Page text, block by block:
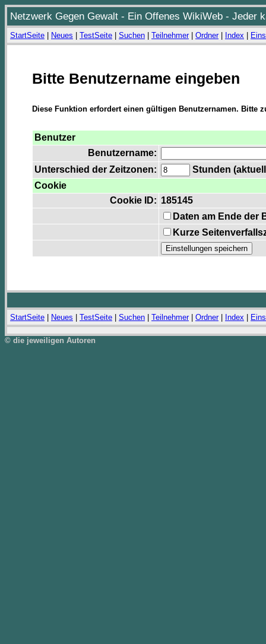
Netzwerk Gegen Gewalt - Ein Offenes WikiWeb - Jeder
StartSeite Neues TestSeite Suchen Teilnehmer| Ordner| Index
Bitte Benutzername eingeben
Diese Funktion erfordert einen gültigen Benutzernamen. Bitte
Benutzer
Benutzername:
Unterschied der Zeitzonen:
Stunden
Cookie
Cookie ID: 185145
Daten am Ende der
Kurze
StartSeite Neues TestSeite Suchen Teilnehmer| Ordner| Index
© die jeweiligen Autoren